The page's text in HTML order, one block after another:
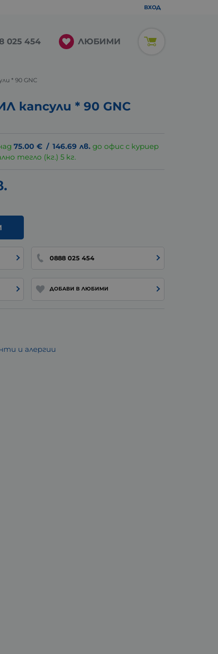
ВХОД
025 454 ЛЮБИМИ
* 90 GNC
капсули * 90 GNC
75.00 € / 146.69 лв. до офис с куриер
тегло (кг.) 5 кг.
0888 025 454
ДОБАВИ В ЛЮБИМИ
и алергии